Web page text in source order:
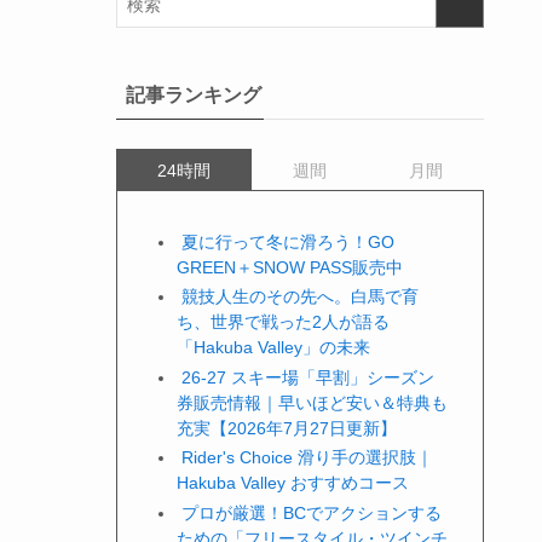
記事ランキング
24時間 週間 月間
夏に行って冬に滑ろう！GO
GREEN＋SNOW PASS販売中
競技人生のその先へ。白馬で育
ち、世界で戦った2人が語る
「Hakuba Valley」の未来
26-27 スキー場「早割」シーズン
券販売情報｜早いほど安い＆特典も
充実【2026年7月27日更新】
Rider's Choice 滑り手の選択肢｜
Hakuba Valley おすすめコース
プロが厳選！BCでアクションする
ための「フリースタイル・ツインチ